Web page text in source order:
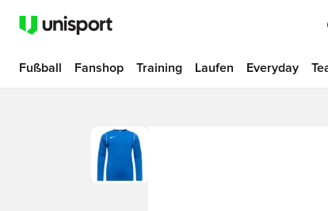
Fußball Fanshop Training Laufen Everyday